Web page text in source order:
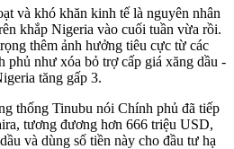
và khó khăn kinh tế là nguyên nhân
khắp Nigeria vào cuối tuần vừa rồi.
thêm ảnh hưởng tiêu cực từ các
phủ như xóa bỏ trợ cấp giá xăng dầu -
tăng gấp 3.
thống Tinubu nói Chính phủ đã tiếp
tương đương hơn 666 triệu USD,
và dùng số tiền này cho đầu tư hạ